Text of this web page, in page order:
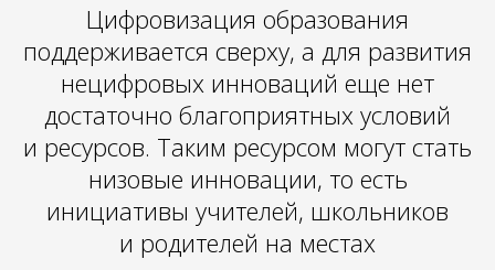
Цифровизация образования
поддерживается сверху, а для развития
нецифровых инноваций еще нет
достаточно благоприятных условий
и ресурсов. Таким ресурсом могут стать
низовые инновации, то есть
инициативы учителей, школьников
и родителей на местах